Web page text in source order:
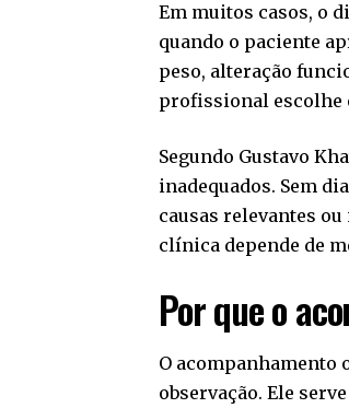
Em muitos casos, o
quando o paciente
peso, alteração
profissional escolhe
Segundo Gustavo
inadequados. Sem
causas relevantes
clínica depende de
Por que o
O acompanhamento
observação. Ele